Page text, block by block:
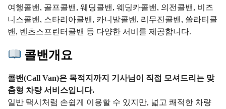
여행콜밴, 골프콜밴, 웨딩콜밴, 웨딩카콜밴, 의전콜밴, 비즈
니스콜밴, 스타리아콜밴, 카니발콜밴, 리무진콜밴, 쏠라티콜
밴, 벤츠스프린터콜밴 등 다양한 서비를 제공합니다.
콜밴개요
콜밴(Call Van)은 목적지까지 기사님이 직접 모셔드리는 맞
춤형 차량 서비스입니다.
일반 택시처럼 손쉽게 이용할 수 있지만, 넓고 쾌적한 차량